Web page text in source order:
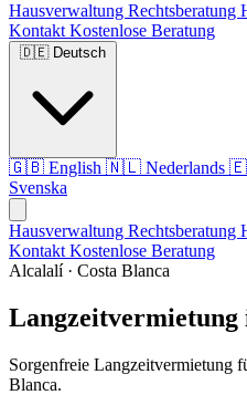
Hausverwaltung Rechtsberatung
Kontakt Kostenlose Beratung
🇩🇪 Deutsch
🇬🇧 English 🇳🇱 Nederlands
Svenska
Hausverwaltung Rechtsberatung
Kontakt Kostenlose Beratung
Alcalalí · Costa Blanca
Sorgenfreie Langzeitvermietung
Blanca.